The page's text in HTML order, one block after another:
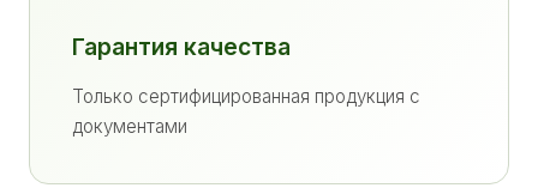
Гарантия качества
Только сертифицированная продукция с
документами